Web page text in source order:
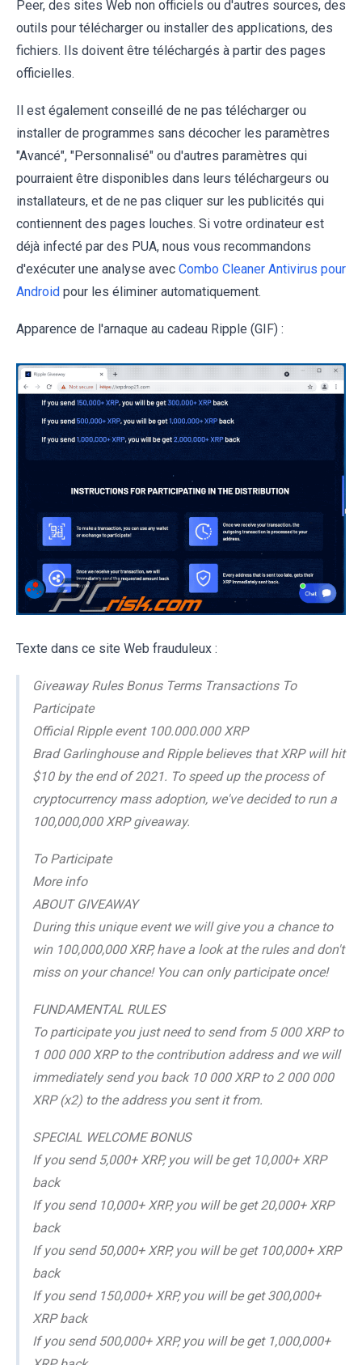
Peer, des sites Web non officiels ou d'autres sources, des
outils pour télécharger ou installer des applications, des
fichiers. Ils doivent être téléchargés à partir des pages
officielles.
Il est également conseillé de ne pas télécharger ou
installer de programmes sans décocher les paramètres
"Avancé", "Personnalisé" ou d'autres paramètres qui
pourraient être disponibles dans leurs téléchargeurs ou
installateurs, et de ne pas cliquer sur les publicités qui
contiennent des pages louches. Si votre ordinateur est
déjà infecté par des PUA, nous vous recommandons
d'exécuter une analyse avec Combo Cleaner Antivirus pour
Android pour les éliminer automatiquement.
Apparence de l'arnaque au cadeau Ripple (GIF) :
Texte dans ce site Web frauduleux :
Giveaway Rules Bonus Terms Transactions To
Participate
Official Ripple event 100.000.000 XRP
Brad Garlinghouse and Ripple believes that XRP will hit
$10 by the end of 2021. To speed up the process of
cryptocurrency mass adoption, we've decided to run a
100,000,000 XRP giveaway.
To Participate
More info
ABOUT GIVEAWAY
During this unique event we will give you a chance to
win 100,000,000 XRP, have a look at the rules and don't
miss on your chance! You can only participate once!
FUNDAMENTAL RULES
To participate you just need to send from 5 000 XRP to
1 000 000 XRP to the contribution address and we will
immediately send you back 10 000 XRP to 2 000 000
XRP (x2) to the address you sent it from.
SPECIAL WELCOME BONUS
If you send 5,000+ XRP, you will be get 10,000+ XRP
back
If you send 10,000+ XRP, you will be get 20,000+ XRP
back
If you send 50,000+ XRP, you will be get 100,000+ XRP
back
If you send 150,000+ XRP, you will be get 300,000+
XRP back
If you send 500,000+ XRP, you will be get 1,000,000+